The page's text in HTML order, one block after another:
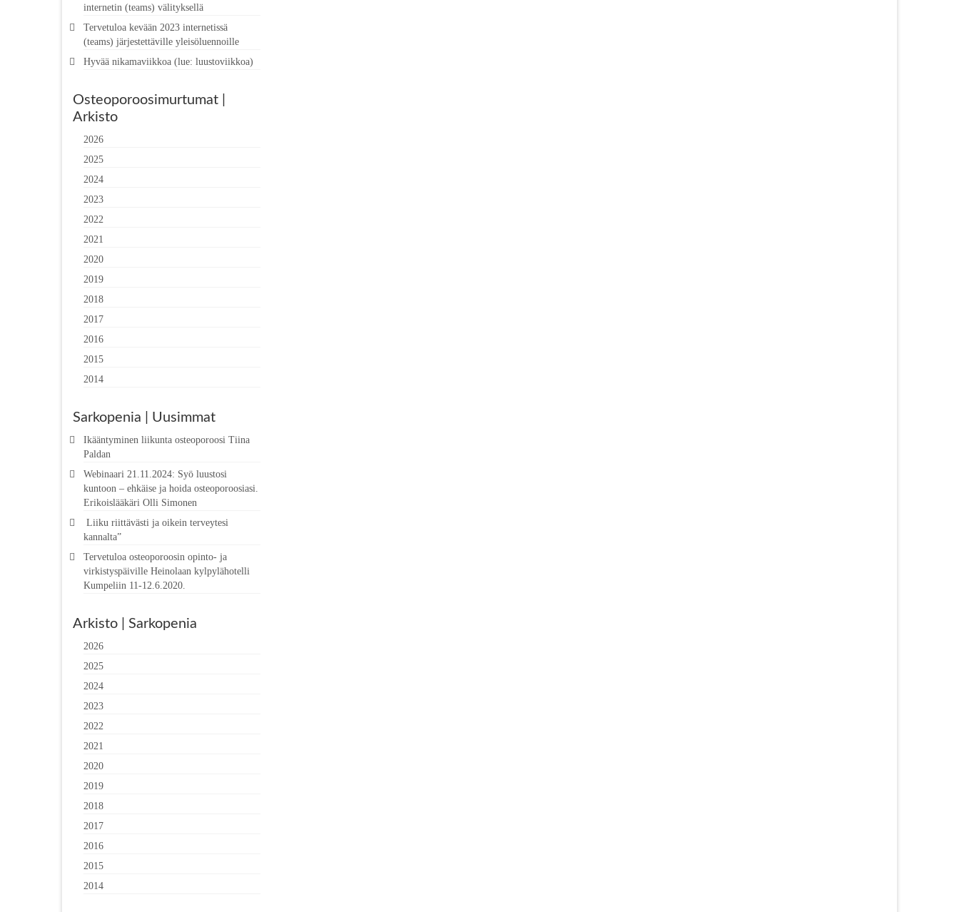
internetin (teams) välityksellä
Tervetuloa kevään 2023 internetissä
(teams) järjestettäville yleisöluennoille
Hyvää nikamaviikkoa (lue: luustoviikkoa)
Osteoporoosimurtumat |
Arkisto
2026
2025
2024
2023
2022
2021
2020
2019
2018
2017
2016
2015
2014
Sarkopenia | Uusimmat
Ikääntyminen liikunta osteoporoosi Tiina
Paldan
Webinaari 21.11.2024: Syö luustosi
kuntoon – ehkäise ja hoida osteoporoosiasi.
Erikoislääkäri Olli Simonen
Liiku riittävästi ja oikein terveytesi
kannalta”
Tervetuloa osteoporoosin opinto- ja
virkistyspäiville Heinolaan kylpylähotelli
Kumpeliin 11-12.6.2020.
Arkisto | Sarkopenia
2026
2025
2024
2023
2022
2021
2020
2019
2018
2017
2016
2015
2014